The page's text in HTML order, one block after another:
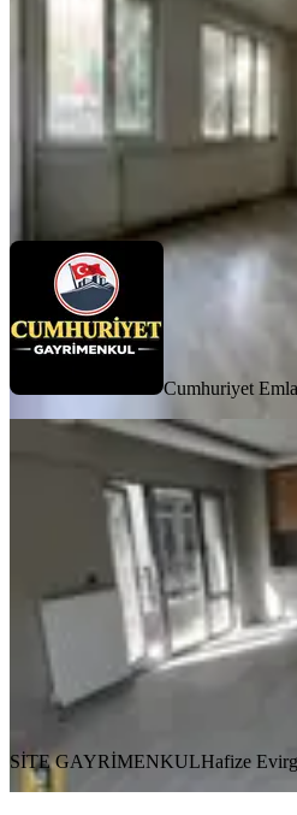
3+1
120 m²·
Cumhuriyet
SIFIR BİNA
Ankara
Üzerinde
Çankaya,
1+1 · 50 m²· 4.
45.000 ₺ 50.000 ₺
SİTE GAYRİMENKUL
SİTE GAYRİMENKULHafize